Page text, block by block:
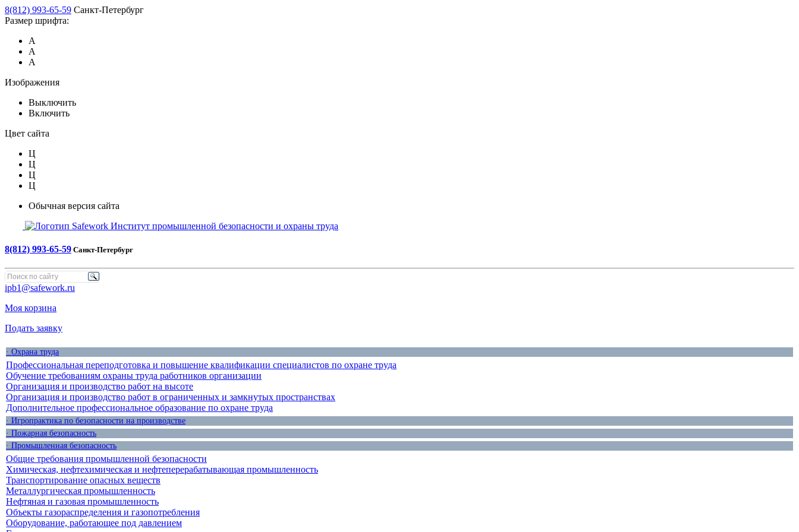
8(812) 993-65-59 Санкт-Петербург
Размер шрифта:
А
А
А
Изображения
Выключить
Включить
Цвет сайта
Ц
Ц
Ц
Ц
Обычная версия сайта
Safework Институт промышленной безопасности и охраны труда
8(812) 993-65-59 Санкт-Петербург
ipb1@safework.ru
Моя корзина
Подать заявку
· Охрана труда
Профессиональная переподготовка и повышение квалификации специалистов по охране труда
Обучение требованиям охраны труда работников организации
Организация и производство работ на высоте
Организация и производство работ в ограниченных и замкнутых пространствах
Дополнительное профессиональное образование по охране труда
· Игропрактика по безопасности на производстве
· Пожарная безопасность
· Промышленная безопасность
Общие требования промышленной безопасности
Химическая, нефтехимическая и нефтеперерабатывающая промышленность
Транспортирование опасных веществ
Металлургическая промышленность
Нефтяная и газовая промышленность
Объекты газораспределения и газопотребления
Оборудование, работающее под давлением